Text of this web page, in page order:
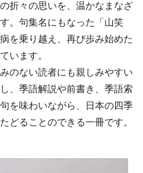
折々の思いを、温かなまなざ
。句集名にもなった「山笑
を乗り越え、再び歩み始めた
います。
のない読者にも親しみやすい
、季語解説や前書き、季語索
を味わいながら、日本の四季
どることのできる一冊です。